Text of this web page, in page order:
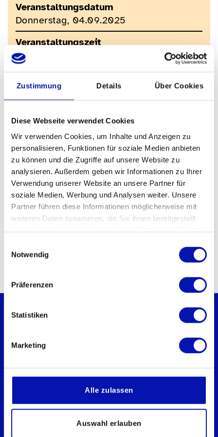
Zustimmung Details Über Cookies
Diese Webseite verwendet Cookies
Wir verwenden Cookies, um Inhalte und Anzeigen zu
personalisieren, Funktionen für soziale Medien anbieten
zu können und die Zugriffe auf unsere Website zu
analysieren. Außerdem geben wir Informationen zu Ihrer
Verwendung unserer Website an unsere Partner für
soziale Medien, Werbung und Analysen weiter. Unsere
Partner führen diese Informationen möglicherweise mit
weiteren Daten zusammen, die Sie ihnen bereitgestellt
haben oder die sie im Rahmen Ihrer Nutzung der Dienste
Notwendig
Präferenzen
Statistiken
Marketing
Alle zulassen
Auswahl erlauben
Veranstaltungsdatum
Donnerstag, 04.09.2025
Veranstaltungszeit
20:45 bis 22:00
Regulärer Kinoeintritt: 18.- / AHV und IV:
14.- / Assistenzpersonen sind gratis
Veranstalter
Fantoche Festival für Animationsfilm
Veranstaltungsort
Kino Trafo
Baden
Kontakt für Rückfragen
Fantoche
mail@fantoche.ch
Sehbehindertenverband sbv
Postfach